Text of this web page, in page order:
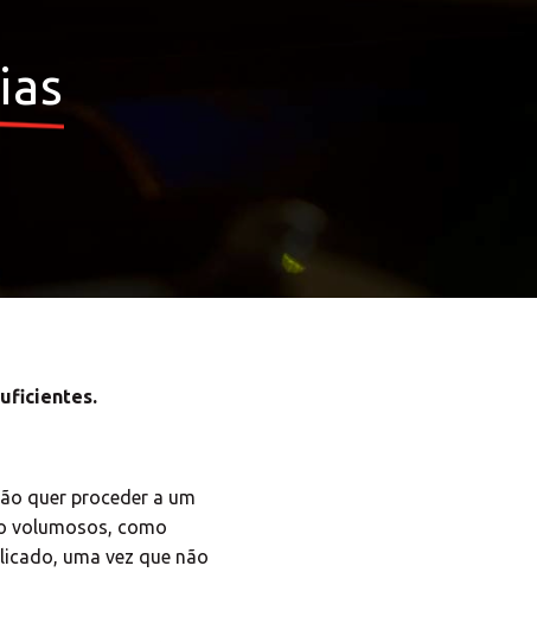
quer proceder a um
volumosos, como
uma vez que não
Americas
Asia/Pacific
MBE